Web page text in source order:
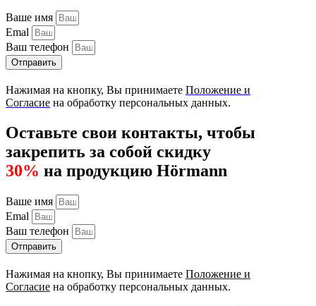
Ваше имя
Emal
Ваш телефон
Отправить
Нажимая на кнопку, Вы принимаете Положение и
Согласие на обработку персональных данных.
Оставьте свои контакты, чтобы
закрепить за собой скидку
30% на продукцию Hörmann
Ваше имя
Emal
Ваш телефон
Отправить
Нажимая на кнопку, Вы принимаете Положение и
Согласие на обработку персональных данных.